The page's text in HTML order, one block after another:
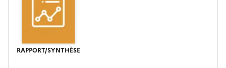
RAPPORT/SYNTHÈSE